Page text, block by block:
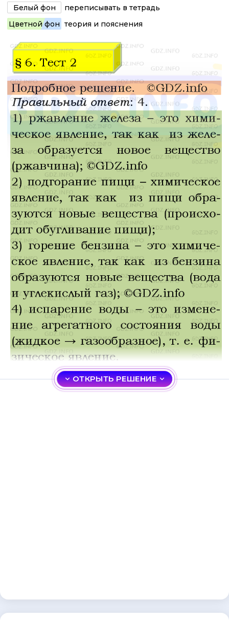
Белый фон
переписывать в тетрадь
Цветной фон теория и пояснения
ОТКРЫТЬ РЕШЕНИЕ